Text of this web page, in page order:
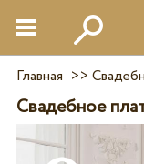
Главная >>
Свадебное